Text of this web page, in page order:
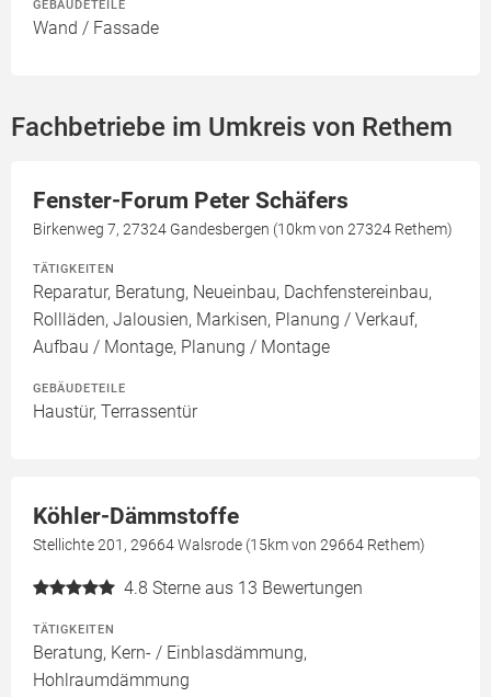
GEBÄUDETEILE
Wand / Fassade
Fachbetriebe im Umkreis von Rethem
Fenster-Forum Peter Schäfers
Birkenweg 7, 27324 Gandesbergen (10km von 27324 Rethem)
TÄTIGKEITEN
Reparatur, Beratung, Neueinbau, Dachfenstereinbau,
Rollläden, Jalousien, Markisen, Planung / Verkauf,
Aufbau / Montage, Planung / Montage
GEBÄUDETEILE
Haustür, Terrassentür
Köhler-Dämmstoffe
Stellichte 201, 29664 Walsrode (15km von 29664 Rethem)
4.8 Sterne aus 13 Bewertungen
TÄTIGKEITEN
Beratung, Kern- / Einblasdämmung,
Hohlraumdämmung